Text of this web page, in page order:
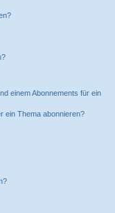
einem Abonnements für ein
ein Thema abonnieren?